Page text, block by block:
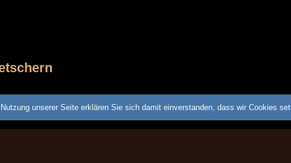
unserer Seite erklären Sie sich damit einverstanden, dass wir Cookies